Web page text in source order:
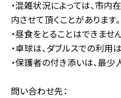
・混雑状況によっては、市
内させて頂くことがあります。
・昼食をとることはできませ
・卓球は、ダブルスでの利用
・保護者の付き添いは、最少
問い合わせ先：